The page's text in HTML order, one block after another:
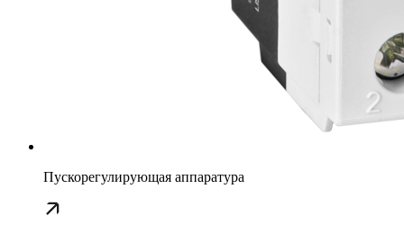
Пускорегулирующая аппаратура